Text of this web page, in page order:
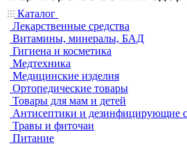
Каталог
Лекарственные средства
Витамины, минералы, БАД
Гигиена и косметика
Медтехника
Медицинские изделия
Ортопедические товары
Товары для мам и детей
Антисептики и дезинфицирующие
Травы и фиточаи
Питание